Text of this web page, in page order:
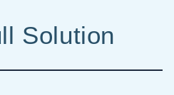
Solution